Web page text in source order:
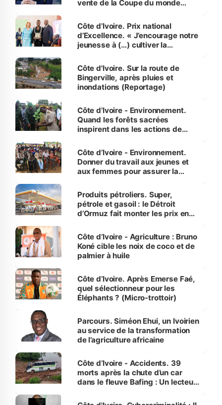
vente de la Coupe du monde
Côte d’Ivoire. Prix national
d’Excellence. « J’encourage notre
jeunesse à (…) cultiver la
(Alassane Ouattara
Côte d'Ivoire. Sur la route de
Bingerville, après pluies et
inondations (Reportage)
Côte d’Ivoire - Environnement.
Quand les forêts sacrées
inspirent dans les actions de
Côte d’Ivoire - Environnement.
Donner du travail aux jeunes et
aux femmes pour assurer la
menacées
Produits pétroliers. Super,
pétrole et gasoil : le Détroit
d’Ormuz fait monter les prix en
Côte d’Ivoire - Agriculture : Bruno
Koné cible les noix de coco et de
palmier à huile
Côte d’Ivoire. Après Emerse Faé,
quel sélectionneur pour les
Éléphants ? (Micro-trottoir)
Parcours. Siméon Ehui, un Ivoirien
au service de la transformation
de l’agriculture africaine
Côte d’Ivoire - Accidents. 39
morts après la chute d’un car
dans le fleuve Bafing : Un lecteur
des Transports